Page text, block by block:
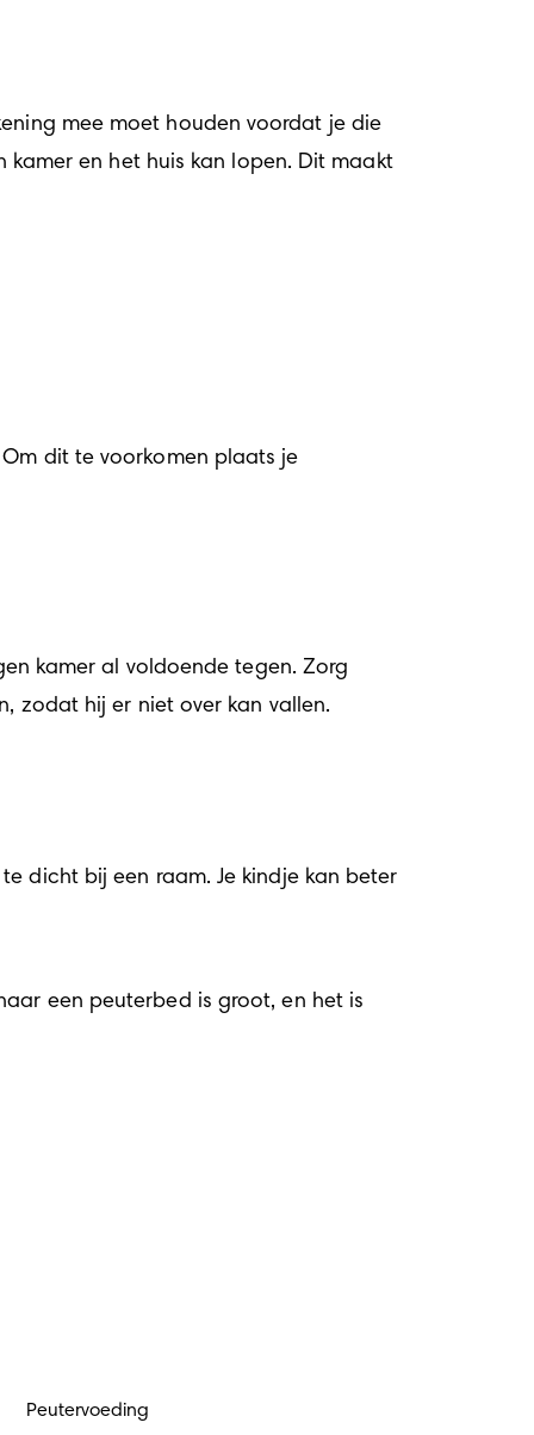
mee moet houden voordat je die
kamer en het huis kan lopen. Dit maakt
dit te voorkomen plaats je
kamer al voldoende tegen. Zorg
zodat hij er niet over kan vallen.
dicht bij een raam. Je kindje kan beter
een peuterbed is groot, en het is
Peutervoeding